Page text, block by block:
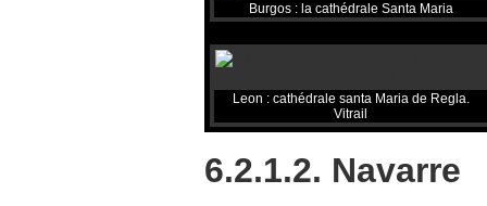
Burgos : la cathédrale Santa Maria
Leon : cathédrale santa Maria de Regla.
Vitrail
6.2.1.2. Navarre